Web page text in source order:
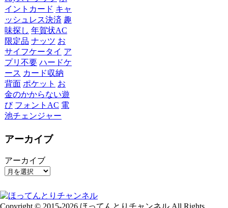
イントカード キャ
ッシュレス決済 趣
味探し 年賀状AC
限定品 ナッツ お
サイフケータイ ア
プリ不要 ハードケ
ース カード収納
背面 ポケット お
金のかからない遊
び フォントAC 電
池チェンジャー
アーカイブ
アーカイブ
Copyright © 2015-2026 ほってんとりチャンネル All Rights